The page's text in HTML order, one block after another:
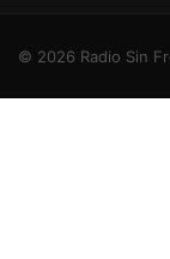
© 2026 Radio Sin